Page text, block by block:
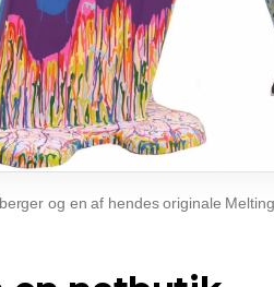
og en af ​​hendes originale